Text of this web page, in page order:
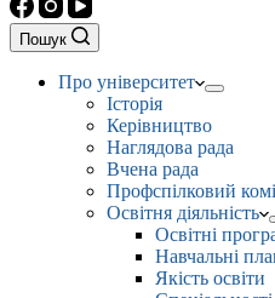
Пошук
Про університет
Історія
Керівництво
Наглядова рада
Вчена рада
Профспілковий
Освітня діяльність
Освітні
Навчальні
Якість освіти